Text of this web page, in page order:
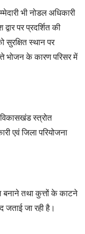
भी नोडल अधिकारी
पर प्रदर्शित की
स्थान पर
भोजन के कारण परिसर में
स्त्रोत
एवं जिला परियोजना
बनाने तथा कुत्तों के काटने
जताई जा रही है।